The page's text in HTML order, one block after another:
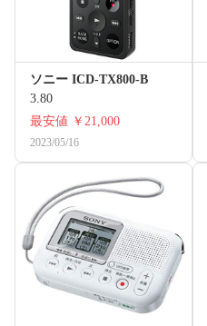
ソニー ICD-TX800-B
3.80
最安値 ￥21,000
2023/05/16